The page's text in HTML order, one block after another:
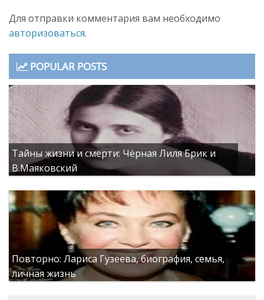
Для отправки комментария вам необходимо
авторизоваться.
POPULAR POSTS
Тайны жизни и смерти: Чёрная Лиля Брик и
В.Маяковский
Повторно: Лариса Гузеева, биография, семья,
личная жизнь